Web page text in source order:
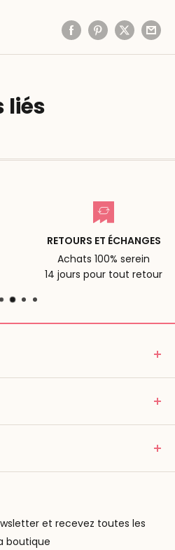
liés
ET ÉCHANGES
100% serein
pour tout retour
et recevez toutes les
boutique